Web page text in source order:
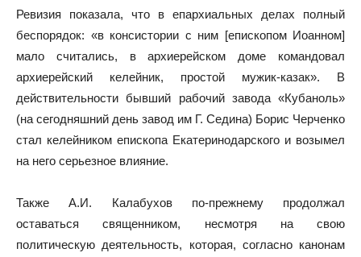
Ревизия показала, что в епархиальных делах полный
беспорядок: «в консистории с ним [епископом Иоанном]
мало считались, в архиерейском доме командовал
архиерейский келейник, простой мужик-казак». В
действительности бывший рабочий завода «Кубаноль»
(на сегодняшний день завод им Г. Седина) Борис Черченко
стал келейником епископа Екатеринодарского и возымел
на него серьезное влияние.
Также А.И. Калабухов по-прежнему продолжал
оставаться священником, несмотря на свою
политическую деятельность, которая, согласно канонам